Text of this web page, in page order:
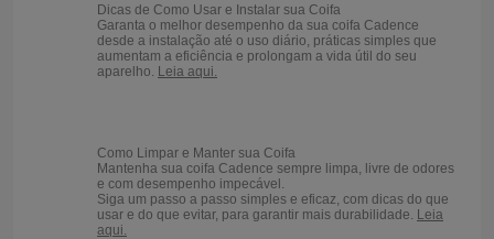
Dicas de Como Usar e Instalar sua Coifa
Garanta o melhor desempenho da sua coifa Cadence
desde a instalação até o uso diário, práticas simples que
aumentam a eficiência e prolongam a vida útil do seu
aparelho. Leia aqui.
Como Limpar e Manter sua Coifa
Mantenha sua coifa Cadence sempre limpa, livre de odores
e com desempenho impecável.
Siga um passo a passo simples e eficaz, com dicas do que
usar e do que evitar, para garantir mais durabilidade. Leia
aqui.